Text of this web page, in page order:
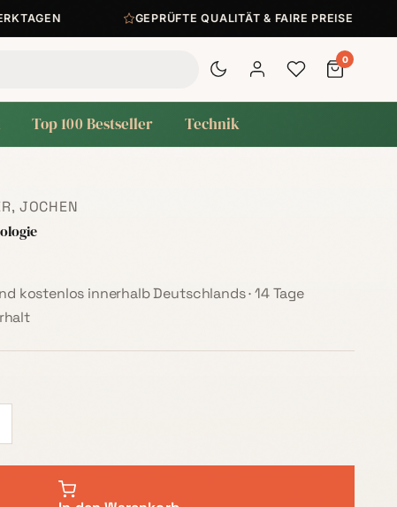
GEPRÜFTE QUALITÄT & FAIRE PREISE
0
Top 100 Bestseller Technik
JOCHEN
kostenlos innerhalb Deutschlands · 14 Tage